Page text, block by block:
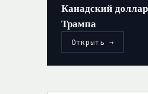
Канадский
Трампа
Открыть →